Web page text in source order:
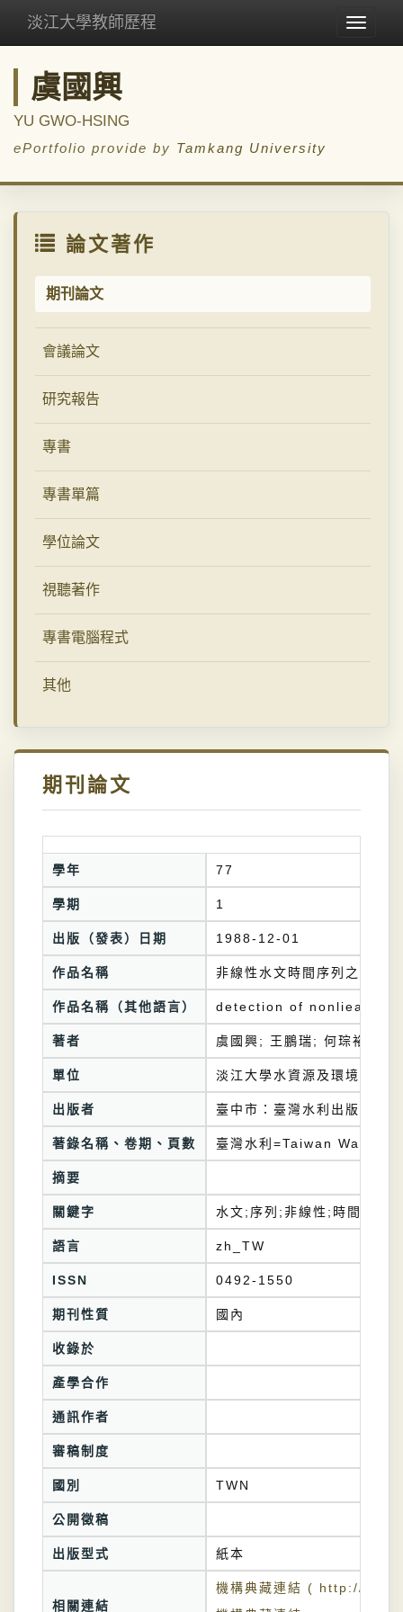
Toggle
淡江大學教師歷程
虞國興
YU GWO-HSING
ePortfolio provide by Tamkang University
論文著作
期刊論文
會議論文
研究報告
專書
專書單篇
學位論文
視聽著作
專書電腦程式
其他
期刊論文
學年 77
學期 1
出版（發表）日期 1988-12-01
作品名稱 非線性水文時間序列之偵測
作品名稱（其他語言） detection of nonliearity
著者 虞國興; 王鵬瑞; 何琮裕
單位 淡江大學水資源及環境工程
出版者 臺中市：臺灣水利出版委員會
著錄名稱、卷期、頁數 臺灣水利=Taiwan Water
摘要
關鍵字 水文;序列;非線性;時間;偵測
語言 zh_TW
ISSN 0492-1550
期刊性質 國內
收錄於
產學合作
通訊作者
審稿制度
國別 TWN
公開徵稿
出版型式 紙本
相關連結
機構典藏連結 ( http://